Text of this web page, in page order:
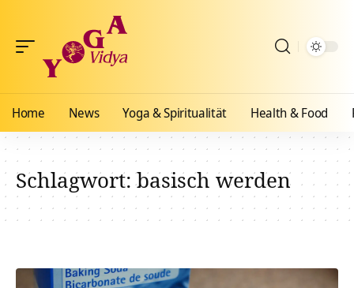
Home News Yoga & Spiritualität Health & Food
Schlagwort:basisch werden